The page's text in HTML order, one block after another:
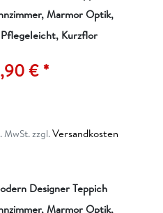
Marmor Optik,
Pflegeleicht, Kurzflor
€ *
MwSt.zzgl.Versandkosten
Designer Teppich
Marmor Optik,